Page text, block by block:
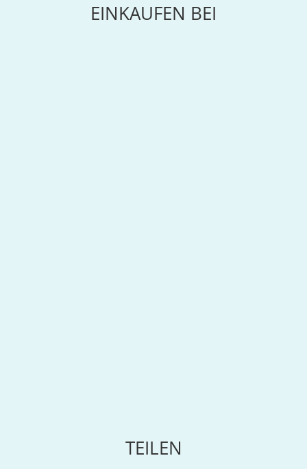
EINKAUFEN BEI
TEILEN